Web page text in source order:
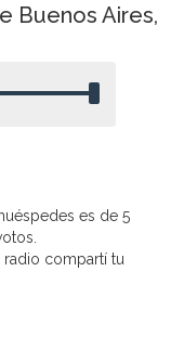
Buenos Aires,
es de 5
radio compartí tu